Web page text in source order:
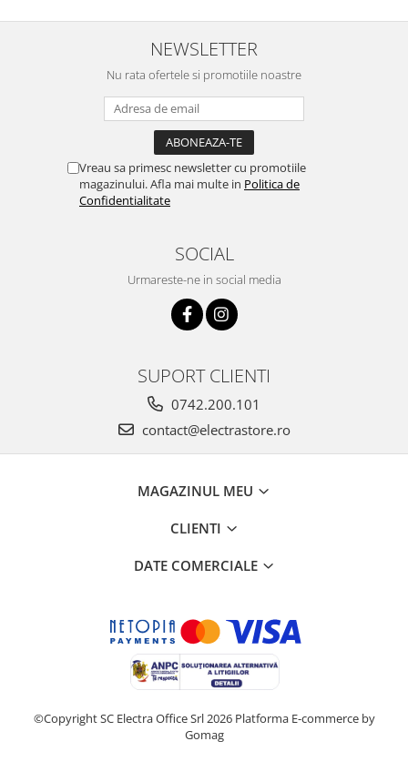
NEWSLETTER
Nu rata ofertele si promotiile noastre
Vreau sa primesc newsletter cu promotiile
magazinului. Afla mai multe in Politica de
Confidentialitate
SOCIAL
Urmareste-ne in social media
SUPORT CLIENTI
0742.200.101
contact@electrastore.ro
MAGAZINUL MEU
CLIENTI
DATE COMERCIALE
©Copyright SC Electra Office Srl 2026 Platforma E-commerce by
Gomag